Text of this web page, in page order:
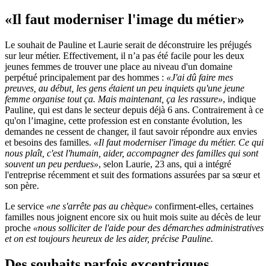
«Il faut moderniser l'image du métier»
Le souhait de Pauline et Laurie serait de déconstruire les préjugés
sur leur métier. Effectivement, il n’a pas été facile pour les deux
jeunes femmes de trouver une place au niveau d'un domaine
perpétué principalement par des hommes : «J'ai dû faire mes
preuves, au début, les gens étaient un peu inquiets qu'une jeune
femme organise tout ça. Mais maintenant, ça les rassure», indique
Pauline, qui est dans le secteur depuis déjà 6 ans. Contrairement à ce
qu'on l’imagine, cette profession est en constante évolution, les
demandes ne cessent de changer, il faut savoir répondre aux envies
et besoins des familles. «Il faut moderniser l'image du métier. Ce qui
nous plaît, c'est l'humain, aider, accompagner des familles qui sont
souvent un peu perdues», selon Laurie, 23 ans, qui a intégré
l'entreprise récemment et suit des formations assurées par sa sœur et
son père.
Le service «ne s'arrête pas au chèque» confirment-elles, certaines
familles nous joignent encore six ou huit mois suite au décès de leur
proche «nous solliciter de l'aide pour des démarches administratives
et on est toujours heureux de les aider, précise Pauline.